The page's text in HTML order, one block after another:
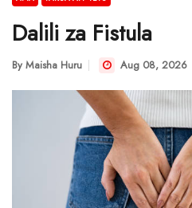
Dalili za Fistula
By Maisha Huru Aug 08, 2026